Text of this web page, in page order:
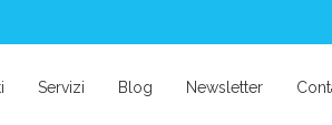
Servizi Blog Newsletter